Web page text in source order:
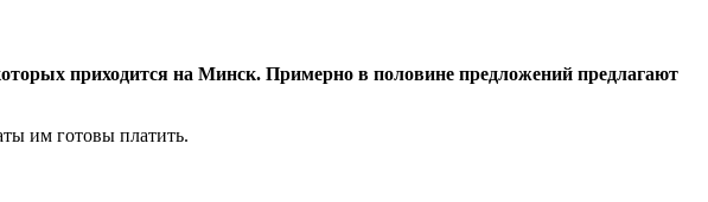
приходится на Минск. Примерно в половине предложений предлагают
им готовы платить.